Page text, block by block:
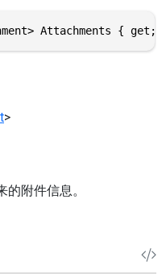
Attachments { get;
>
附件信息。